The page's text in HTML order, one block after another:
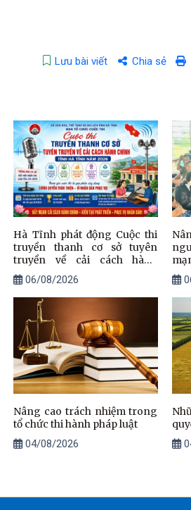
Lưu bài viết Chia sẻ
Hà Tĩnh phát động Cuộc thi
truyền thanh cơ sở tuyên
truyền về cải cách hành
chính năm 2026
06/08/2026
Nâng cao trách nhiệm trong
tổ chức thi hành pháp luật
04/08/2026